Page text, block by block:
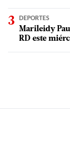
DEPORTES
Marileidy
RD este